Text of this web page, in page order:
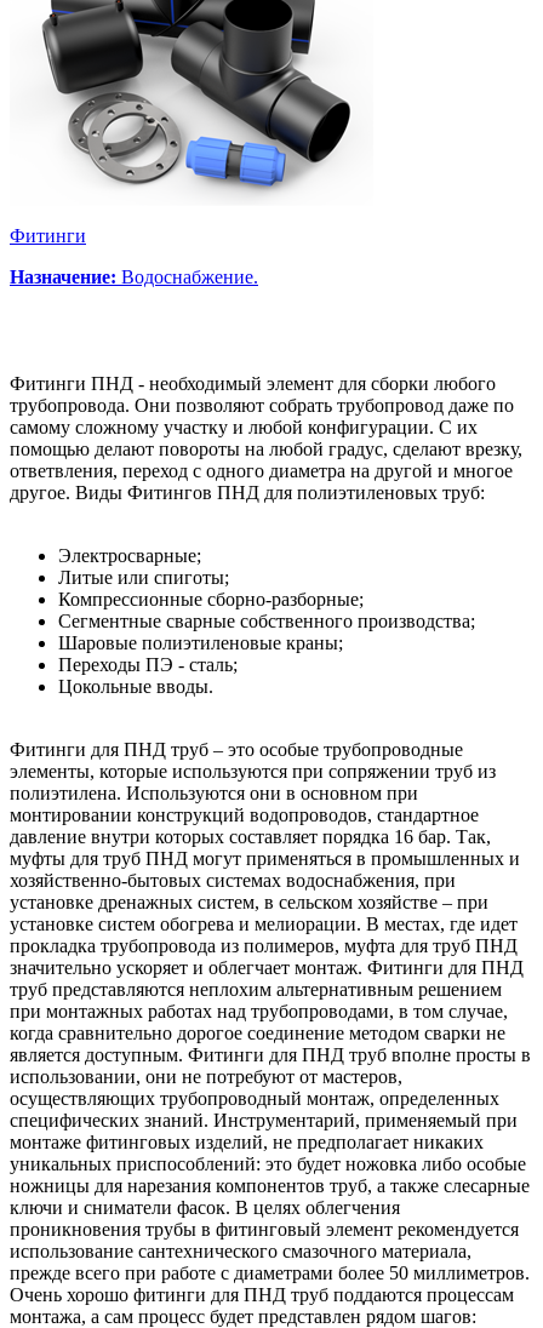
Фитинги
Назначение: Водоснабжение.
Фитинги ПНД - необходимый элемент для сборки любого
трубопровода. Они позволяют собрать трубопровод даже по
самому сложному участку и любой конфигурации. С их
помощью делают повороты на любой градус, сделают врезку,
ответвления, переход с одного диаметра на другой и многое
другое. Виды Фитингов ПНД для полиэтиленовых труб:
Электросварные;
Литые или спиготы;
Компрессионные сборно-разборные;
Сегментные сварные собственного производства;
Шаровые полиэтиленовые краны;
Переходы ПЭ - сталь;
Цокольные вводы.
Фитинги для ПНД труб – это особые трубопроводные
элементы, которые используются при сопряжении труб из
полиэтилена. Используются они в основном при
монтировании конструкций водопроводов, стандартное
давление внутри которых составляет порядка 16 бар. Так,
муфты для труб ПНД могут применяться в промышленных и
хозяйственно-бытовых системах водоснабжения, при
установке дренажных систем, в сельском хозяйстве – при
установке систем обогрева и мелиорации. В местах, где идет
прокладка трубопровода из полимеров, муфта для труб ПНД
значительно ускоряет и облегчает монтаж. Фитинги для ПНД
труб представляются неплохим альтернативным решением
при монтажных работах над трубопроводами, в том случае,
когда сравнительно дорогое соединение методом сварки не
является доступным. Фитинги для ПНД труб вполне просты в
использовании, они не потребуют от мастеров,
осуществляющих трубопроводный монтаж, определенных
специфических знаний. Инструментарий, применяемый при
монтаже фитинговых изделий, не предполагает никаких
уникальных приспособлений: это будет ножовка либо особые
ножницы для нарезания компонентов труб, а также слесарные
ключи и сниматели фасок. В целях облегчения
проникновения трубы в фитинговый элемент рекомендуется
использование сантехнического смазочного материала,
прежде всего при работе с диаметрами более 50 миллиметров.
Очень хорошо фитинги для ПНД труб поддаются процессам
монтажа, а сам процесс будет представлен рядом шагов: